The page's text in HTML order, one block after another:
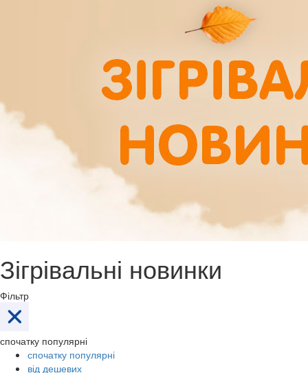
Зігрівальні новинки
Фільтр
спочатку популярні
спочатку популярні
від дешевих